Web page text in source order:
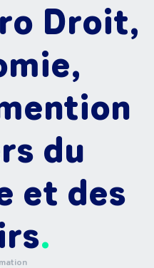
Droit,
du
et des